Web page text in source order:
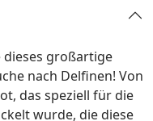
dieses großartige
nach Delfinen! Von
das speziell für die
wurde, die diese